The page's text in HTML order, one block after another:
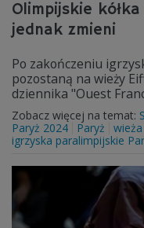
Olimpijskie
jednak zmieni
Po zakończeniu
pozostaną na wieży
dziennika "Ouest
Zobacz więcej na temat:
Paryż 2024
Paryż
igrzyska paralimpijskie